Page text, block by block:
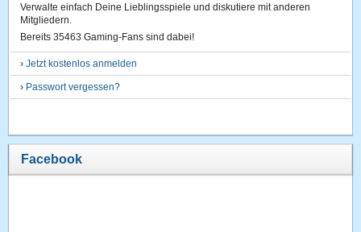
Verwalte einfach Deine Lieblingsspiele und diskutiere mit anderen
Mitgliedern.
Bereits 35463 Gaming-Fans sind dabei!
›Jetzt kostenlos anmelden
› Passwort vergessen?
Facebook